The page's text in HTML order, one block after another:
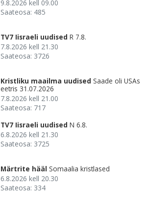
9.8.2026 kell 09.00
Saateosa: 485
TV7 Iisraeli uudised R 7.8.
7.8.2026 kell 21.30
Saateosa: 3726
Kristliku maailma uudised Saade oli USAs
eetris 31.07.2026
7.8.2026 kell 21.00
Saateosa: 717
TV7 Iisraeli uudised N 6.8.
6.8.2026 kell 21.30
Saateosa: 3725
Märtrite hääl Somaalia kristlased
6.8.2026 kell 20.30
Saateosa: 334